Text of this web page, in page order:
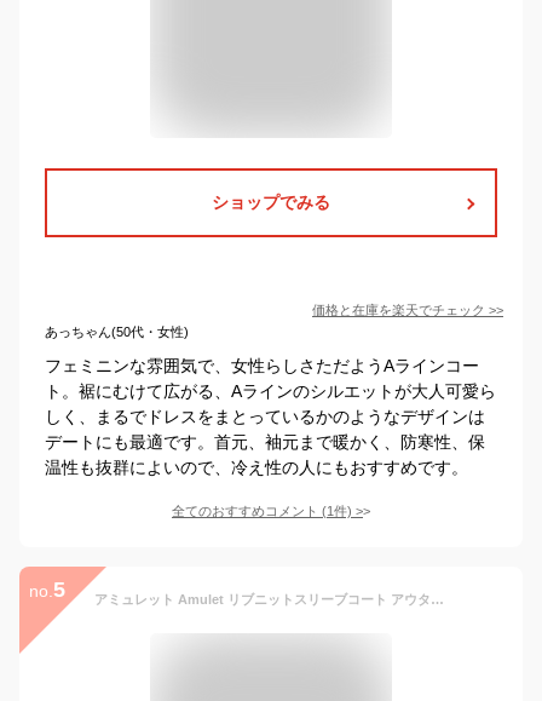
ショップでみる
価格と在庫を楽天でチェック >>
あっちゃん(50代・女性)
フェミニンな雰囲気で、女性らしさただようAラインコー
ト。裾にむけて広がる、Aラインのシルエットが大人可愛ら
しく、まるでドレスをまとっているかのようなデザインは
デートにも最適です。首元、袖元まで暖かく、防寒性、保
温性も抜群によいので、冷え性の人にもおすすめです。
全てのおすすめコメント (1件) >
no. 5 アミュレット Amulet リブニットスリーブコート アウター Aラインコート レディース ベーシック コート 秋 冬 （グレー）